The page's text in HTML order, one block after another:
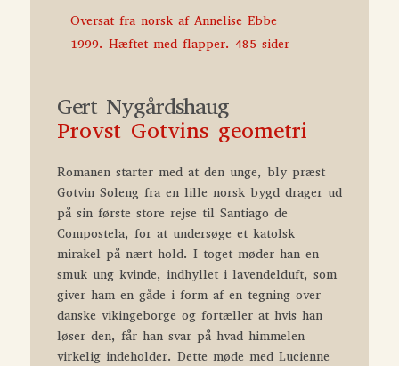
Oversat fra norsk af Annelise Ebbe
1999. Hæftet med flapper. 485 sider
Gert Nygårdshaug
Provst Gotvins geometri
Romanen starter med at den unge, bly præst
Gotvin Soleng fra en lille norsk bygd drager ud
på sin første store rejse til Santiago de
Compostela, for at undersøge et katolsk
mirakel på nært hold. I toget møder han en
smuk ung kvinde, indhyllet i lavendelduft, som
giver ham en gåde i form af en tegning over
danske vikingeborge og fortæller at hvis han
løser den, får han svar på hvad himmelen
virkelig indeholder. Dette møde med Lucienne